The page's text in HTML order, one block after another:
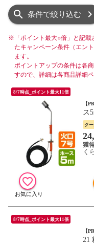
条件で絞り込む
※ 「ポイント最大○倍」と記
たキャンペーン条件（エン
ます。
ポイントアップの条件は各
すので、詳細は各商品詳細
8/7時点_ポイント最大11倍
【PR
ス5m) L-7T(5m) 道路
雑
ク
く
8/7時点_ポイント最大11倍
【PR
21 粗大ゴミ ごみ捨て 解体 分別 切断 のこ